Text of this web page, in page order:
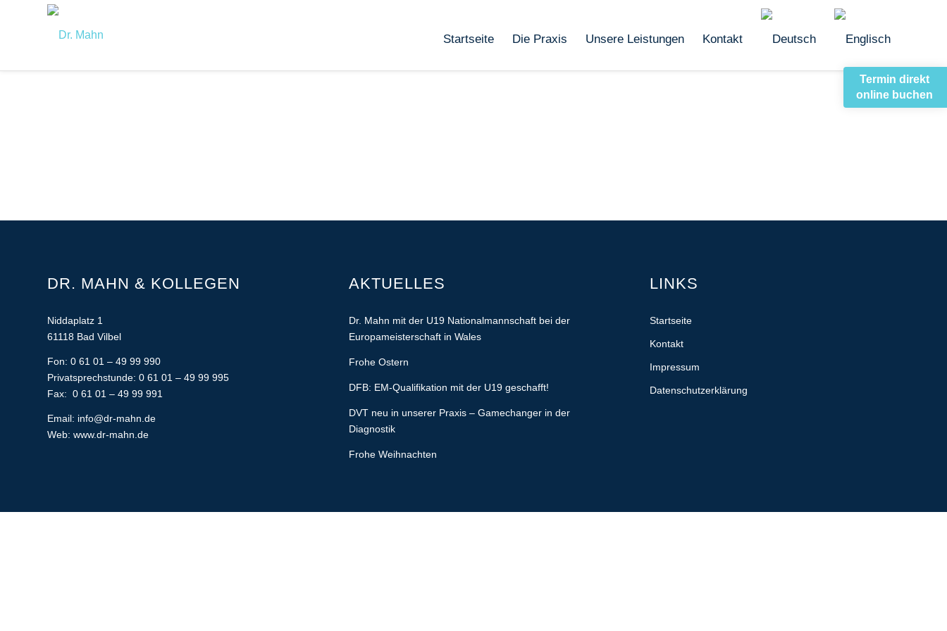
Termin direkt
online buchen
Startseite Die Praxis Unsere Leistungen Kontakt
DR. MAHN & KOLLEGEN
Niddaplatz 1
61118 Bad Vilbel
Fon: 0 61 01 – 49 99 990
Privatsprechstunde: 0 61 01 – 49 99 995
Fax: 0 61 01 – 49 99 991
Email: info@dr-mahn.de
Web: www.dr-mahn.de
AKTUELLES
Dr. Mahn mit der U19 Nationalmannschaft bei der
Europameisterschaft in Wales
Frohe Ostern
DFB: EM-Qualifikation mit der U19 geschafft!
DVT neu in unserer Praxis – Gamechanger in der
Diagnostik
Frohe Weihnachten
LINKS
Startseite
Kontakt
Impressum
Datenschutzerklärung